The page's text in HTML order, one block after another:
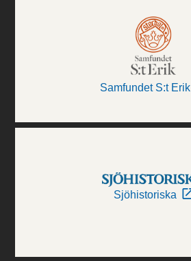
Samfundet S:t Erik
Sjöhistoriska